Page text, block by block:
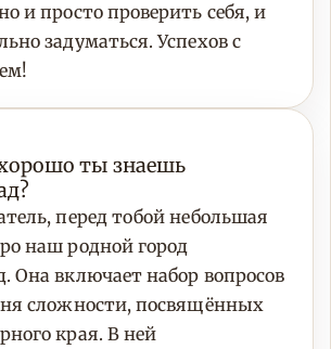
и просто проверить себя, и
задуматься. Успехов с
ты знаешь
перед тобой небольшая
наш родной город
Она включает набор вопросов
сложности, посвящённых
края. В ней